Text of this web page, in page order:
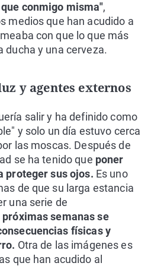
conmigo misma",
medios que han acudido a
con que lo que más
ducha y una cerveza.
y agentes externos
salir y ha definido como
y solo un día estuvo cerca
las moscas. Después de
se ha tenido que poner
proteger sus ojos. Es uno
de que su larga estancia
una serie de
próximas semanas se
físicas y
Otra de las imágenes es
que han acudido al